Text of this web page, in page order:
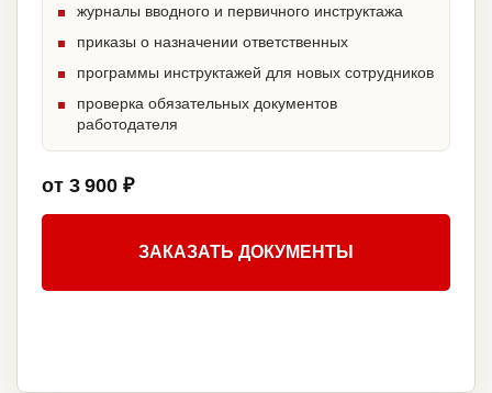
журналы вводного и первичного инструктажа
приказы о назначении ответственных
программы инструктажей для новых сотрудников
проверка обязательных документов
работодателя
от 3 900 ₽
ЗАКАЗАТЬ ДОКУМЕНТЫ